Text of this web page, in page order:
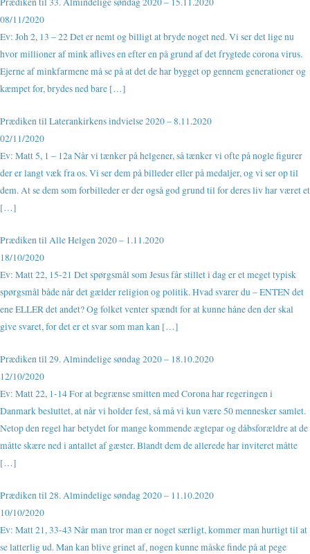
08/11/2020
Ev: Joh 2, 13 – 22 Det er nemt og billigt at bryde noget ned. Vi ser det lige nu
hvor millioner af mink aflives en efter en på grund af det frygtede corona virus.
Ejerne af minkfarmene må se på at det de har bygget op gennem generationer og
kæmpet for, brydes ned bare […]
Prædiken til Laterankirkens indvielse 2020 – 8.11.2020
02/11/2020
Ev: Matt 5, 1 – 12a Når vi tænker på helgener, så tænker vi ofte på nogle figurer
der er langt væk fra os. Vi ser dem på billeder eller på medaljer, og vi ser op til
dem. At se dem som forbilleder er der også god grund til for deres liv har været et
[…]
Prædiken til Alle Helgen 2020 – 1.11.2020
18/10/2020
Ev: Matt 22, 15-21 Det spørgsmål som Jesus får stillet i dag er et meget typisk
spørgsmål både når det gælder religion og politik. Hvad svarer du – ENTEN det
ene ELLER det andet? Og folket venter spændt for at kunne håne den der skal
give svaret, for det er et svar som man kan […]
Prædiken til 29. Almindelige søndag 2020 – 18.10.2020
12/10/2020
Ev: Matt 22, 1-14 For at begrænse smitten med Corona har regeringen i
Danmark besluttet, at når vi holder fest, så må vi kun være 50 mennesker samlet.
Netop den regel har betydet for mange kommende ægtepar og dåbsforældre at de
måtte skære ned i antallet af gæster. Blandt dem de allerede har inviteret måtte
[…]
Prædiken til 28. Almindelige søndag 2020 – 11.10.2020
10/10/2020
Ev: Matt 21, 33-43 Når man tror man er noget særligt, kommer man hurtigt til at
se latterlig ud. Man kan blive grinet af, nogen kunne måske finde på at pege